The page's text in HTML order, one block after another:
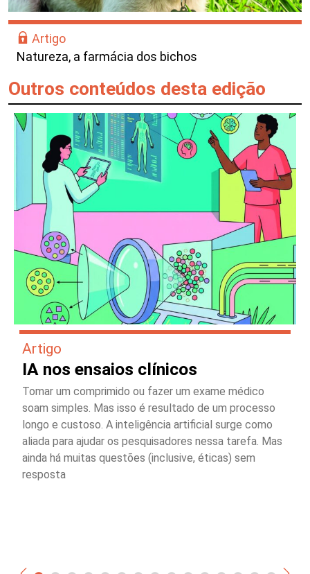
Artigo
Natureza, a farmácia dos bichos
Outros conteúdos desta edição
Artigo
IA nos ensaios clínicos
Tomar um comprimido ou fazer um exame médico
soam simples. Mas isso é resultado de um processo
longo e custoso. A inteligência artificial surge como
aliada para ajudar os pesquisadores nessa tarefa. Mas
ainda há muitas questões (inclusive, éticas) sem
resposta